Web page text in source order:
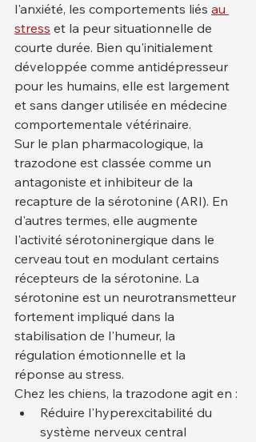
l'anxiété, les comportements liés au
stress et la peur situationnelle de
courte durée. Bien qu'initialement
développée comme antidépresseur
pour les humains, elle est largement
et sans danger utilisée en médecine
comportementale vétérinaire.
Sur le plan pharmacologique, la
trazodone est classée comme un
antagoniste et inhibiteur de la
recapture de la sérotonine (ARI). En
d'autres termes, elle augmente
l'activité sérotoninergique dans le
cerveau tout en modulant certains
récepteurs de la sérotonine. La
sérotonine est un neurotransmetteur
fortement impliqué dans la
stabilisation de l'humeur, la
régulation émotionnelle et la
réponse au stress.
Chez les chiens, la trazodone agit en :
Réduire l'hyperexcitabilité du
système nerveux central